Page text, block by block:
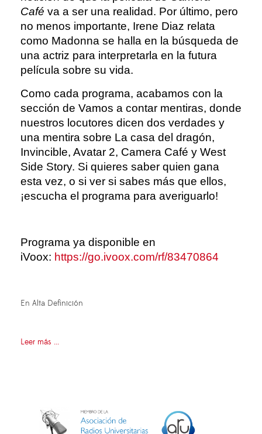
Café va a ser una realidad. Por último, pero
no menos importante, Irene Diaz relata
como Madonna se halla en la búsqueda de
una actriz para interpretarla en la futura
película sobre su vida.
Como cada programa, acabamos con la
sección de Vamos a contar mentiras, donde
nuestros locutores dicen dos verdades y
una mentira sobre La casa del dragón,
Invincible, Avatar 2, Camera Café y West
Side Story. Si quieres saber quien gana
esta vez, o si ver si sabes más que ellos,
¡escucha el programa para averiguarlo!
Programa ya disponible en
iVoox: https://go.ivoox.com/rf/83470864
En Alta Definición
Leer más ...